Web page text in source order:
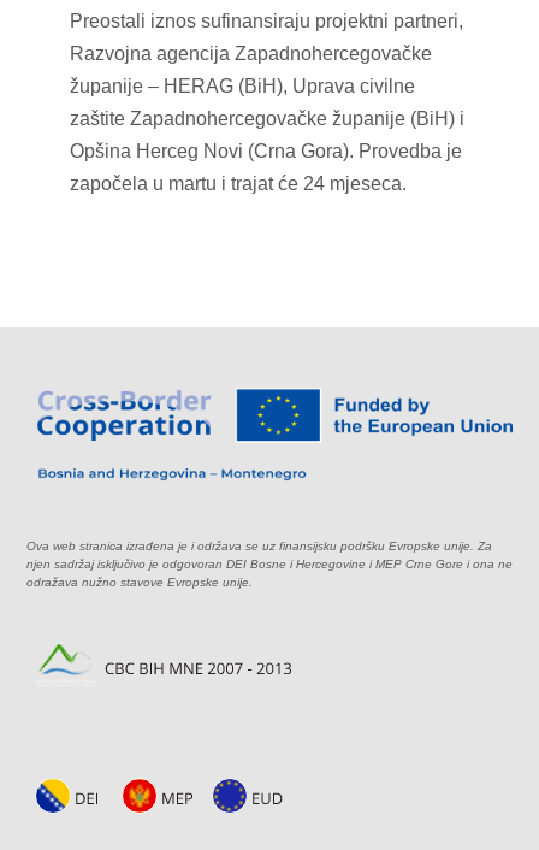
Preostali iznos sufinansiraju projektni partneri,
Razvojna agencija Zapadnohercegovačke
županije – HERAG (BiH), Uprava civilne
zaštite Zapadnohercegovačke županije (BiH) i
Opšina Herceg Novi (Crna Gora). Provedba je
započela u martu i trajat će 24 mjeseca.
Ova web stranica izrađena je i održava se uz finansijsku podršku Evropske unije. Za
njen sadržaj isključivo je odgovoran DEI Bosne i Hercegovine i MEP Crne Gore i ona ne
odražava nužno stavove Evropske unije.